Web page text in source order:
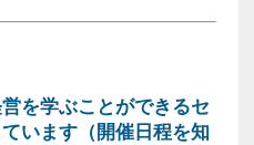
を学ぶことができるセ
います（開催日程を知